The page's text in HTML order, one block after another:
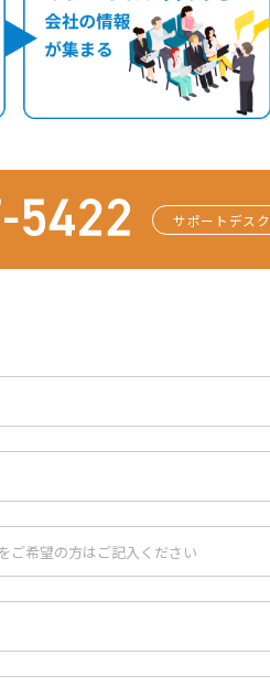
サポートデス